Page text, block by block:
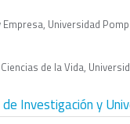
Universidad
de la Vida,
Investigación y